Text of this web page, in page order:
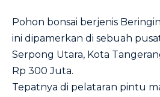
Pohon bonsai berjenis
ini dipamerkan di sebuah
Serpong Utara, Kota
Rp 300 Juta.
Tepatnya di pelataran pintu